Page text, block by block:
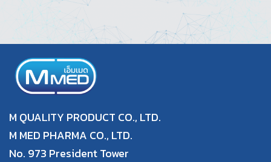
M QUALITY PRODUCT CO., LTD.
M MED PHARMA CO., LTD.
No. 973 President Tower